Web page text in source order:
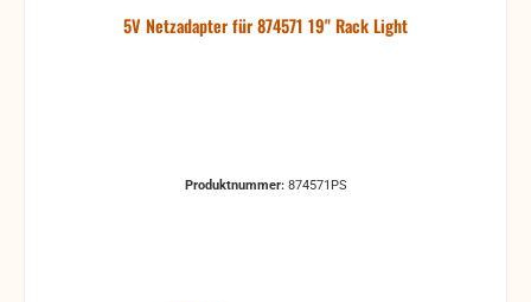
5V Netzadapter für 874571 19" Rack Light
Produktnummer: 874571PS